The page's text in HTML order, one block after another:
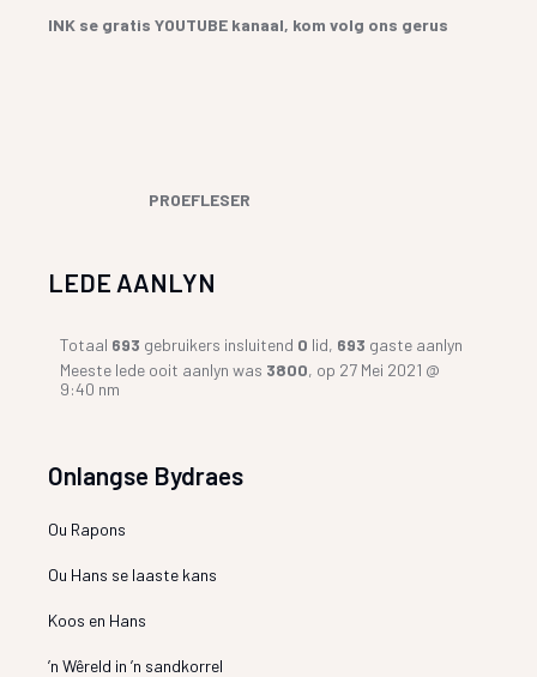
INK se gratis YOUTUBE kanaal, kom volg ons gerus
PROEFLESER
LEDE AANLYN
Totaal 693 gebruikers insluitend 0 lid, 693 gaste aanlyn
Meeste lede ooit aanlyn was 3800, op 27 Mei 2021 @
9:40 nm
Onlangse Bydraes
Ou Rapons
Ou Hans se laaste kans
Koos en Hans
’n Wêreld in ’n sandkorrel